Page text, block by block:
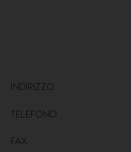
INDIRIZZO
TELEFONO
FAX